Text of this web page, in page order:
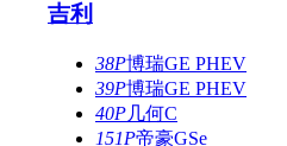
吉利
38P博瑞GE PHEV
39P博瑞GE PHEV
40P几何C
151P帝豪GSe